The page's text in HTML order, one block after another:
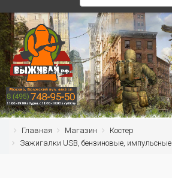
Главная Магазин
Костер
Зажигалки USB, бензиновые, импульсные